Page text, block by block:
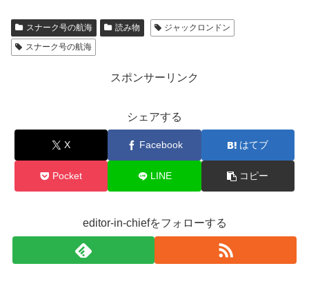
c
e
b
k
tt
er
e
スナーク号の航海 読み物
ジャックロンドン
スナーク号の航海
スポンサーリンク
シェアする
X Facebook はてブ
Pocket LINE コピー
editor-in-chiefをフォローする